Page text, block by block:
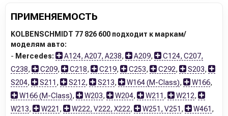
ПРИМЕНЯЕМОСТЬ
KOLBENSCHMIDT 77 826 600 подходит к маркам/
моделям авто:
- Mercedes: A124, A207, A238, A209,
C124, C207,
C238, C209, C218, C219, C253, C292, S203,
S204, S211 , S212, S213, W164 (M-Class), W166,
W166 (M-Class), W203, W204, W211 , W212,
W213, W221 , W222, V222, X222, W251, V251 , W461 ,